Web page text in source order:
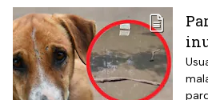
en
el